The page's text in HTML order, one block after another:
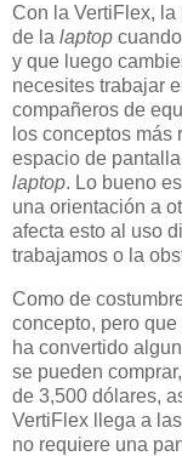
Con la VertiFlex,
de la laptop
y que luego
necesites trabajar
compañeros de
los conceptos más
espacio de
laptop. Lo bueno
una orientación a
afecta esto al uso
trabajamos o la
Como de
concepto, pero
ha convertido
se pueden
de 3,500 dólares,
VertiFlex llega a
no requiere una